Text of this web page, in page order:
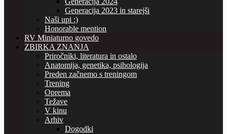
Generacija 2023 in starejši
Naši upi :)
Honorable mention
RV Miniaturno govedo
ZBIRKA ZNANJA
Priročniki, literatura in ostalo
Anatomija, genetika, psihologija
Preden začnemo s treningom
Trening
Oprema
Težave
V kinu
Arhiv
Dogodki